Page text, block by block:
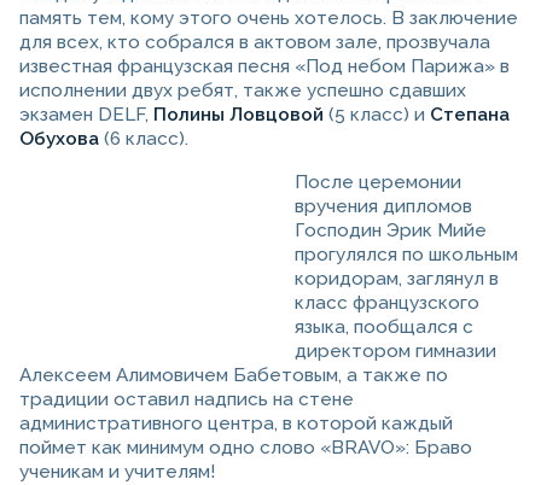
память тем, кому этого очень хотелось. В заключение
для всех, кто собрался в актовом зале, прозвучала
известная французская песня «Под небом Парижа» в
исполнении двух ребят, также успешно сдавших
экзамен DELF, Полины Ловцовой (5 класс) и Степана
Обухова (6 класс).
После церемонии
вручения дипломов
Господин Эрик Мийе
прогулялся по школьным
коридорам, заглянул в
класс французского
языка, пообщался с
директором гимназии
Алексеем Алимовичем Бабетовым, а также по
традиции оставил надпись на стене
административного центра, в которой каждый
поймет как минимум одно слово «BRAVO»: Браво
ученикам и учителям!